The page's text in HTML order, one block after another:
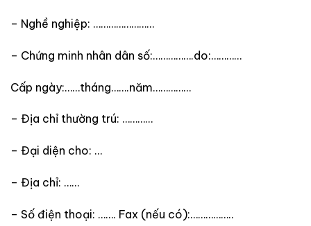
– Nghề nghiệp: ……………………
– Chứng minh nhân dân số:…………….do:…………
Cấp ngày:……tháng…….năm……………
– Địa chỉ thường trú: …………
– Đại diện cho: …
– Địa chỉ: ……
– Số điện thoại: ……. Fax (nếu có):……………..